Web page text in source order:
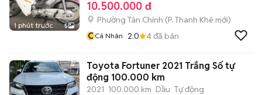
1 phút trước 5
10.500.000 đ
Phường Tân Chính (P. Thanh Khê mới)
CCá Nhân 2.0 4đã bán
Toyota Fortuner 2021 Trắng Số tự
động 100.000 km
2021 100.000 km Dầu Tự động